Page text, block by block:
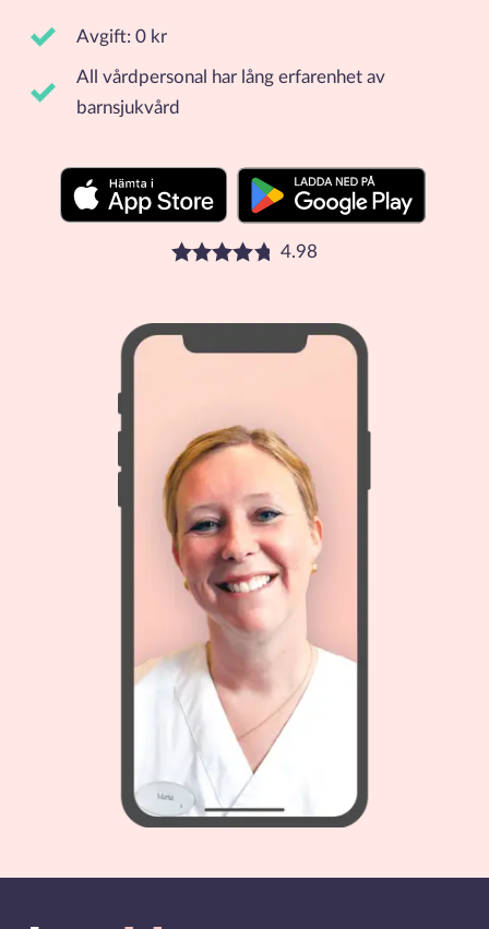
Avgift: 0 kr
All vårdpersonal har lång erfarenhet av
barnsjukvård
Betyg: 4.98 stjärnor 4.98